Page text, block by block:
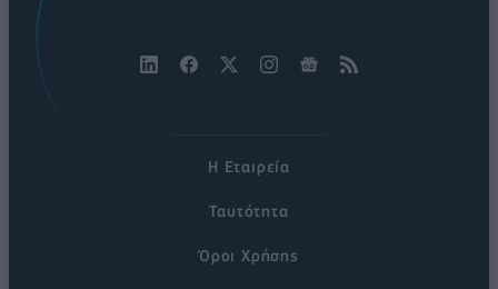
Η Εταιρεία
Ταυτότητα
Όροι Χρήσης